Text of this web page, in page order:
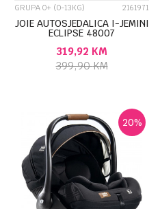
GRUPA 0+ (0-13KG) 2161971
JOIE AUTOSJEDALICA I-JEMINI
ECLIPSE 48007
319,92 KM
399,90KM
20%